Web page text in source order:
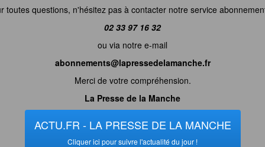
toutes questions, n'hésitez pas à contacter notre service
02 33 97 16 32
ou via notre e-mail
abonnements@lapressedelamanche.fr
Merci de votre compréhension.
La Presse de la Manche
ACTU.FR - LA PRESSE DE LA MANCHE
Cliquer ici pour suivre l'actualité du jour !